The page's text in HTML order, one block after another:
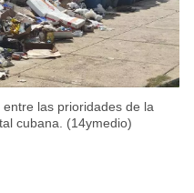
las prioridades de la
cubana. (14ymedio)